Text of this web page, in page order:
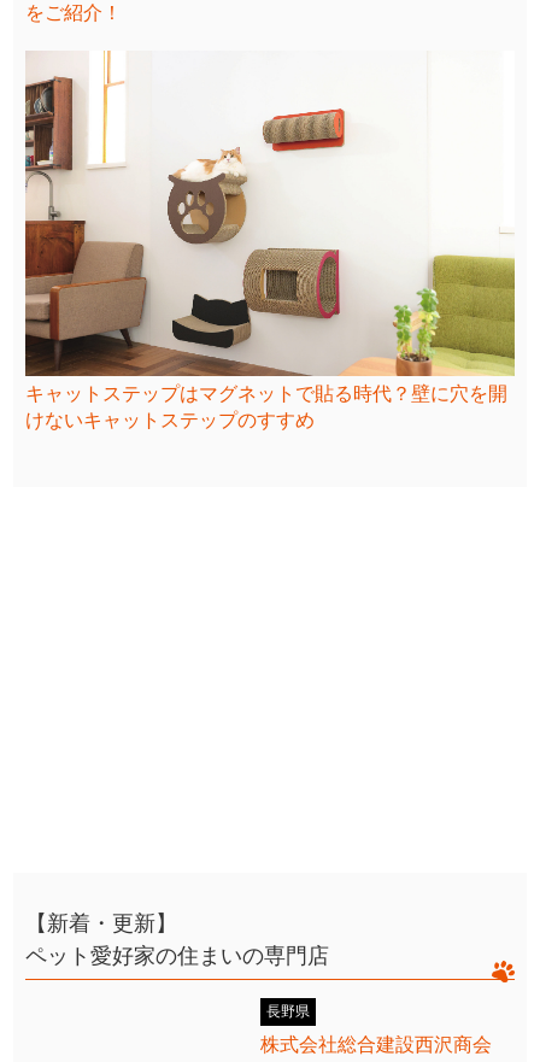
をご紹介！
キャットステップはマグネットで貼る時代？壁に穴を開
けないキャットステップのすすめ
【新着・更新】
ペット愛好家の住まいの専門店
長野県
株式会社総合建設西沢商会